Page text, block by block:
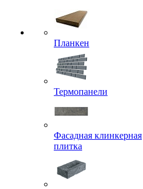
Планкен
Термопанели
Фасадная клинкерная
плитка